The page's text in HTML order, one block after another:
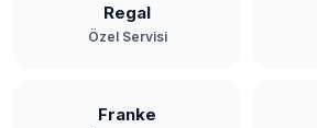
Regal
Özel Servisi
Franke